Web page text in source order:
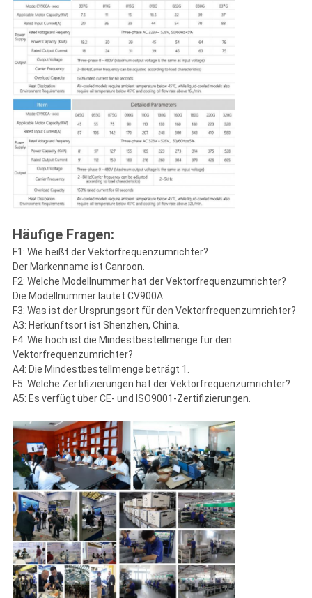
Häufige Fragen:
F1: Wie heißt der Vektorfrequenzumrichter?
Der Markenname ist Canroon.
F2: Welche Modellnummer hat der Vektorfrequenzumrichter?
Die Modellnummer lautet CV900A.
F3: Was ist der Ursprungsort für den Vektorfrequenzumrichter?
A3: Herkunftsort ist Shenzhen, China.
F4: Wie hoch ist die Mindestbestellmenge für den
Vektorfrequenzumrichter?
A4: Die Mindestbestellmenge beträgt 1.
F5: Welche Zertifizierungen hat der Vektorfrequenzumrichter?
A5: Es verfügt über CE- und ISO9001-Zertifizierungen.